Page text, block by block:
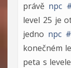
právě npc
level 25 je
jedno npc
konečném
peta s